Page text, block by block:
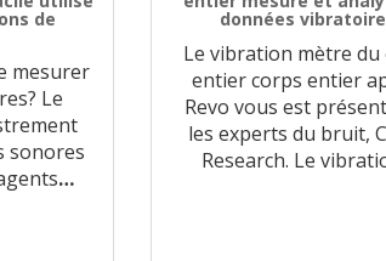
de
mesurer
Le
sonores
…
données
Le vibration mètre du
entier corps entier
Revo vous est
les experts du bruit,
Research. Le